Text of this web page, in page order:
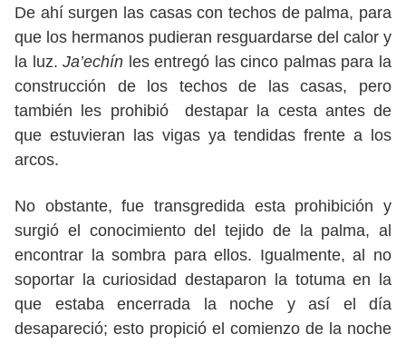
De ahí surgen las casas con techos de palma, para
que los hermanos pudieran resguardarse del calor y
la luz.Ja’echín les entregó las cinco palmas para la
construcción de los techos de las casas, pero
también les prohibió destapar la cesta antes de
que estuvieran las vigas ya tendidas frente a los
arcos.
No obstante, fue transgredida esta prohibición y
surgió el conocimiento del tejido de la palma, al
encontrar la sombra para ellos. Igualmente, al no
soportar la curiosidad destaparon la totuma en la
que estaba encerrada la noche y así el día
desapareció; esto propició el comienzo de la noche